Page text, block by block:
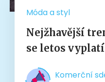
Móda a styl
Nejžhavější
se letos
Komerční